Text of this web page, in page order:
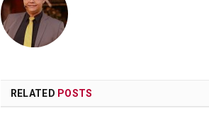
RELATED POSTS